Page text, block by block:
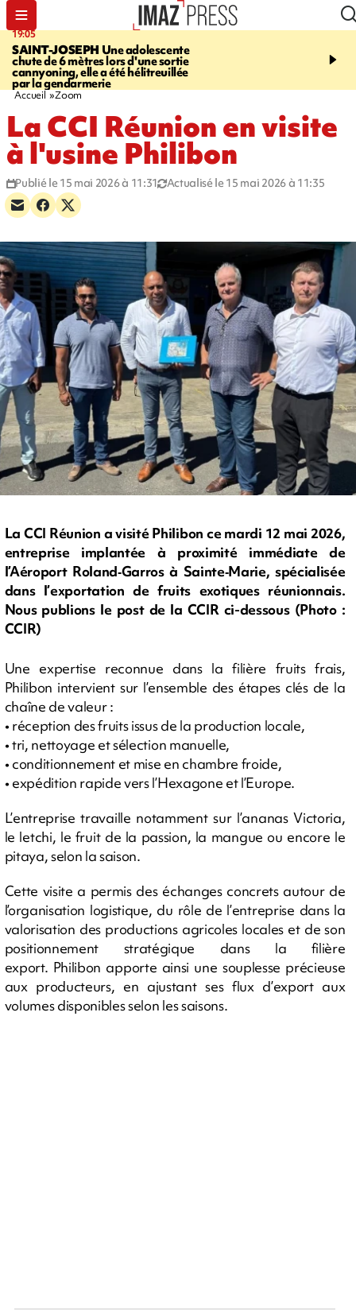
19:05
SAINT-JOSEPH Une adolescente
chute de 6 mètres lors d'une sortie
cannyoning, elle a été hélitreuillée
par la gendarmerie
20:44
rouée de coups,
Accueil Zoom
La CCI Réunion en visite
à l'usine Philibon
Publié le 15 mai 2026 à 11:31 Actualisé le 15 mai 2026 à 11:35
La CCI Réunion a visité Philibon ce mardi 12 mai 2026,
entreprise implantée à proximité immédiate de
l’Aéroport Roland‑Garros à Sainte‑Marie, spécialisée
dans l’exportation de fruits exotiques réunionnais.
Nous publions le post de la CCIR ci-dessous (Photo :
CCIR)
Une expertise reconnue dans la filière fruits frais,
Philibon intervient sur l’ensemble des étapes clés de la
chaîne de valeur :
• réception des fruits issus de la production locale,
• tri, nettoyage et sélection manuelle,
• conditionnement et mise en chambre froide,
• expédition rapide vers l’Hexagone et l’Europe.
L’entreprise travaille notamment sur l’ananas Victoria,
le letchi, le fruit de la passion, la mangue ou encore le
pitaya, selon la saison.
Cette visite a permis des échanges concrets autour de
l’organisation logistique, du rôle de l’entreprise dans la
valorisation des productions agricoles locales et de son
positionnement stratégique dans la filière
export. Philibon apporte ainsi une souplesse précieuse
aux producteurs, en ajustant ses flux d’export aux
volumes disponibles selon les saisons.